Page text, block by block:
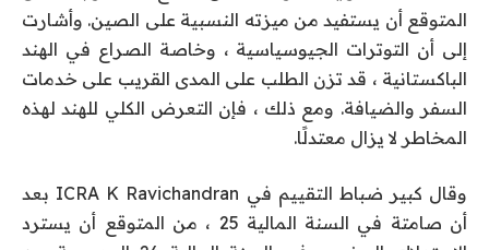
المتوقع أن يستفيد من ميزته النسبية على الصين. وأشارت
إلى أن التوترات الجيوسياسية ، وخاصة الصراع في الهند
الباكستانية ، قد تزن الطلب على المدى القريب على خدمات
السفر والضيافة. ومع ذلك ، فإن التعرض الكلي للهند لهذه
المخاطر لا يزال معتدلًا.
وقال كبير ضباط التقييم في ICRA K Ravichandran بعد
أن صامتة في السنة المالية 25 ، من المتوقع أن يسترد